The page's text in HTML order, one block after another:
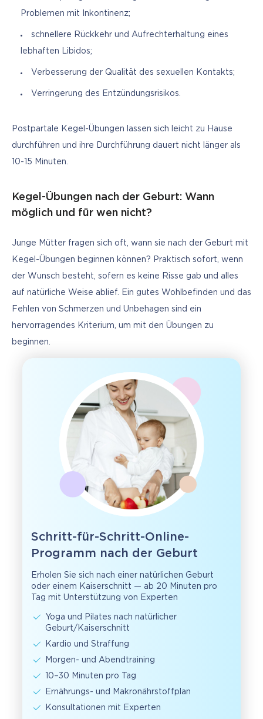
Problemen mit Inkontinenz;
schnellere Rückkehr und Aufrechterhaltung eines
lebhaften Libidos;
Verbesserung der Qualität des sexuellen Kontakts;
Verringerung des Entzündungsrisikos.
Postpartale Kegel-Übungen lassen sich leicht zu Hause
durchführen und ihre Durchführung dauert nicht länger als
10-15 Minuten.
Kegel-Übungen nach der Geburt: Wann
möglich und für wen nicht?
Junge Mütter fragen sich oft, wann sie nach der Geburt mit
Kegel-Übungen beginnen können? Praktisch sofort, wenn
der Wunsch besteht, sofern es keine Risse gab und alles
auf natürliche Weise ablief. Ein gutes Wohlbefinden und das
Fehlen von Schmerzen und Unbehagen sind ein
hervorragendes Kriterium, um mit den Übungen zu
beginnen.
Schritt-für-Schritt-Online-
Programm nach der Geburt
Erholen Sie sich nach einer natürlichen Geburt
oder einem Kaiserschnitt — ab 20 Minuten pro
Tag mit Unterstützung von Experten
Yoga und Pilates nach natürlicher
Geburt/Kaiserschnitt
Kardio und Straffung
Morgen- und Abendtraining
10–30 Minuten pro Tag
Ernährungs- und Makronährstoffplan
Konsultationen mit Experten